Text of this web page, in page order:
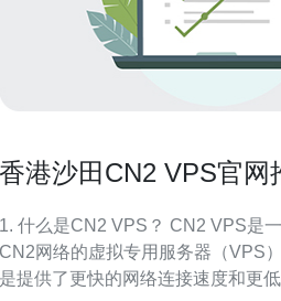
香港沙田CN2 VPS官网
1. 什么是CN2 VPS？ CN2 VPS是一种基于中国电信
CN2网络的虚拟专用服务器（VPS
是提供了更快的网络连接速度和更